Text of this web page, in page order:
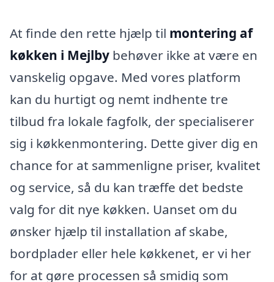
At finde den rette hjælp til montering af
køkken i Mejlby behøver ikke at være en
vanskelig opgave. Med vores platform
kan du hurtigt og nemt indhente tre
tilbud fra lokale fagfolk, der specialiserer
sig i køkkenmontering. Dette giver dig en
chance for at sammenligne priser, kvalitet
og service, så du kan træffe det bedste
valg for dit nye køkken. Uanset om du
ønsker hjælp til installation af skabe,
bordplader eller hele køkkenet, er vi her
for at gøre processen så smidig som